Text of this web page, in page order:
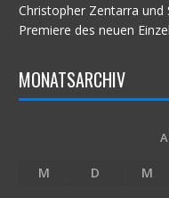
Christopher Zentarra und
Premiere des neuen
MONATSARCHIV
M D M